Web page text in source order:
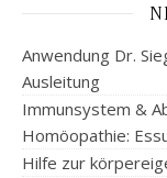
Anwendung Dr.
Ausleitung
Immunsystem &
Homöopathie:
Hilfe zur